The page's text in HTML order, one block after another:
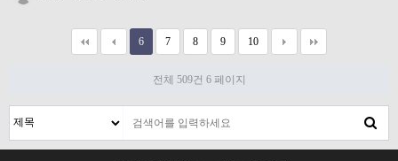
6 7 8 9 10
전체 509건 6 페이지